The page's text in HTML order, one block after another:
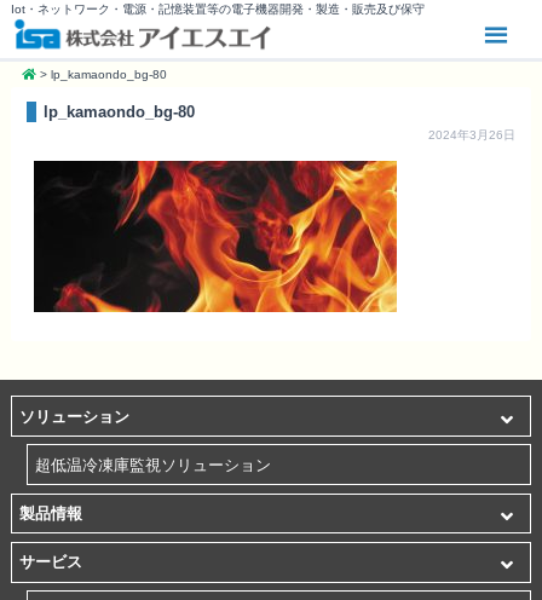
Iot・ネットワーク・電源・記憶装置等の電子機器開発・製造・販売及び保守
> lp_kamaondo_bg-80
lp_kamaondo_bg-80
2024年3月26日
ソリューション
超低温冷凍庫監視ソリューション
製品情報
サービス